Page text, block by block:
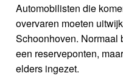
Automobilisten die
overvaren moeten
Schoonhoven. Normaal
een reserveponten,
elders ingezet.